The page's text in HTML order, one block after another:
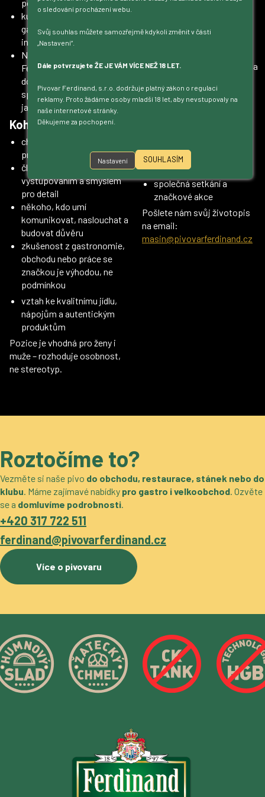
o sledování procházení webu.
Svůj souhlas můžete samozřejmě kdykoli změnit v části
„Nastavení“.
Dále potvrzujete ŽE JE VÁM VÍCE NEŽ 18 LET.
Pivovar Ferdinand, s.r.o. dodržuje platný zákon o regulaci
reklamy. Proto žádáme osoby mladší 18 let, aby nevstupovaly na
naše internetové stránky.
Děkujeme za pochopení.
Nastavení SOUHLASÍM
podporu
kultivovat pivní nabídku v
gastronomii a přinášet
inspiraci
Naši partneři nevnímají
Ferdinand jen jako
dodavatele, ale jako
spolehlivého partnera s
jasnými hodnotami.
Koho hledáme
charismatickou a
profesionální osobnost
člověka s přirozeným
vystupováním a smyslem
pro detail
někoho, kdo umí
komunikovat, naslouchat a
budovat důvěru
zkušenost z gastronomie,
obchodu nebo práce se
značkou je výhodou, ne
podmínkou
vztah ke kvalitnímu jídlu,
nápojům a autentickým
produktům
Pozice je vhodná pro ženy i
muže – rozhoduje osobnost,
ne stereotyp.
vysokou míru autonomie a
pružnou pracovní dobu
služební vůz, telefon a
přátelské a profesionální
prostředí
společná setkání a
značkové akce
Pošlete nám svůj životopis
na email:
masin@pivovarferdinand.cz
Roztočíme to?
Vezměte si naše pivo do obchodu, restaurace, stánek nebo do
klubu. Máme zajímavé nabídky pro gastro i velkoobchod. Ozvěte
se a domluvíme podrobnosti.
+420 317 722 511
ferdinand@pivovarferdinand.cz
Více o pivovaru